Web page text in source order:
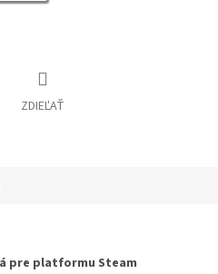
ZDIEĽAŤ
pre platformu Steam